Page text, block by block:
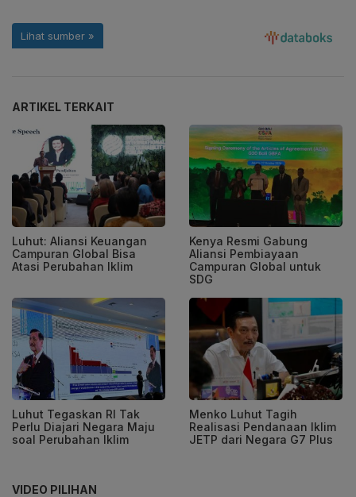
ARTIKEL TERKAIT
Luhut: Aliansi Keuangan
Campuran Global Bisa
Atasi Perubahan Iklim
Kenya Resmi Gabung
Aliansi Pembiayaan
Campuran Global untuk
SDG
Luhut Tegaskan RI Tak
Perlu Diajari Negara Maju
soal Perubahan Iklim
Menko Luhut Tagih
Realisasi Pendanaan Iklim
JETP dari Negara G7 Plus
VIDEO PILIHAN